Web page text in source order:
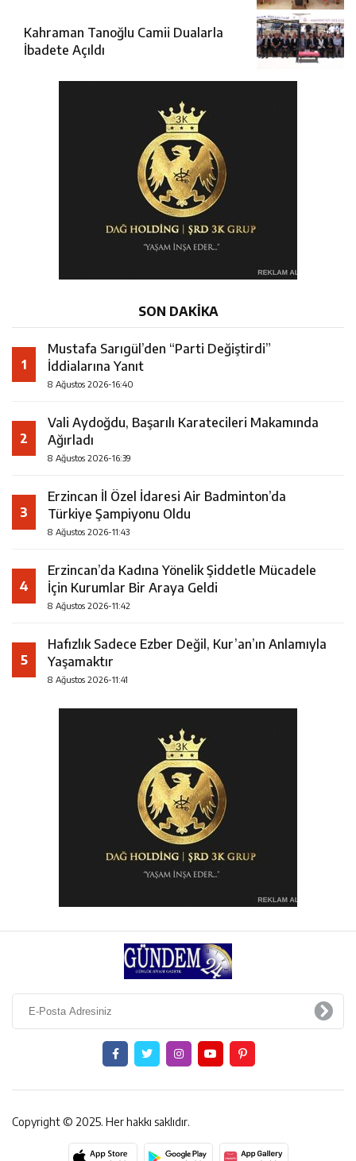
Kahraman Tanoğlu Camii Dualarla
İbadete Açıldı
SON DAKİKA
1
Mustafa Sarıgül’den “Parti Değiştirdi”
İddialarına Yanıt
8 Ağustos 2026-16:40
2
Vali Aydoğdu, Başarılı Karatecileri Makamında
Ağırladı
8 Ağustos 2026-16:39
3
Erzincan İl Özel İdaresi Air Badminton’da
Türkiye Şampiyonu Oldu
8 Ağustos 2026-11:43
4
Erzincan’da Kadına Yönelik Şiddetle Mücadele
İçin Kurumlar Bir Araya Geldi
8 Ağustos 2026-11:42
5
Hafızlık Sadece Ezber Değil, Kur’an’ın Anlamıyla
Yaşamaktır
8 Ağustos 2026-11:41
Copyright © 2025. Her hakkı saklıdır.